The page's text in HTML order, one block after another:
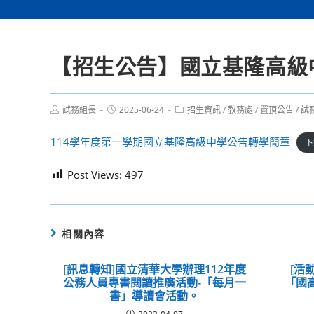
【招生公告】國立基隆高
Post試務組長
Post2025-06-24
Post招生資訊/教務處 / 置頂公告/試
114學年度第一學期國立基隆高級中學公告轉學簡章
Post Views: 497
相關內容
[訊息轉知]國立清華大學辦理112年度
公務人員專書閱讀推廣活動-「每月一
書」導讀會活動。
[活
「